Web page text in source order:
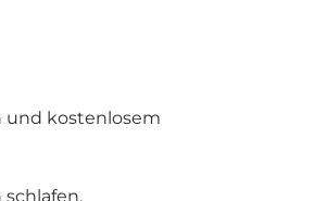
und kostenlosem